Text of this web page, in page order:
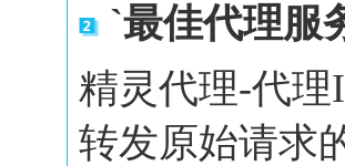
`最佳代理服
精灵代理-代理
转发原始请求